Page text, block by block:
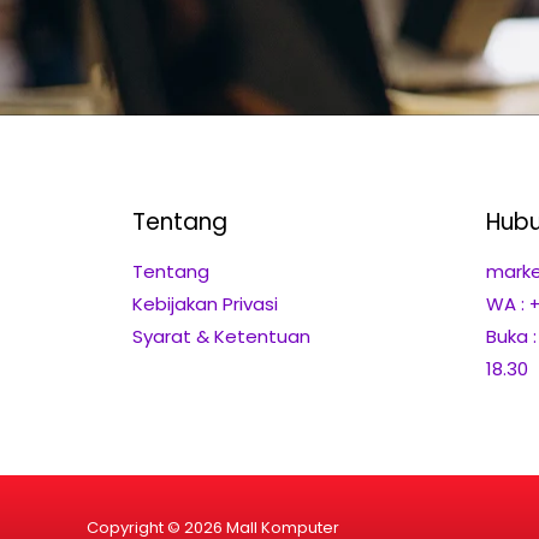
Tentang
Tentang
Kebijakan Privasi
Syarat & Ketentuan
WA :
Buka
18.30
Copyright © 2026 Mall Komputer